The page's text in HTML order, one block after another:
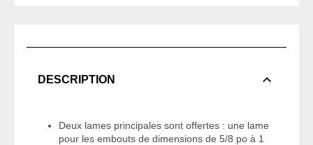
DESCRIPTION
Deux lames principales sont offertes : une lame
pour les embouts de dimensions de 5/8 po à 1